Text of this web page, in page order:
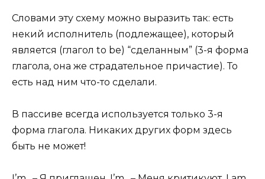
Словами эту схему можно выразить так: есть
некий исполнитель (подлежащее), который
является (глагол to be) “сделанным” (3-я форма
глагола, она же страдательное причастие). То
есть над ним что-то сделали.
В пассиве всегда используется только 3-я
форма глагола. Никаких других форм здесь
быть не может!